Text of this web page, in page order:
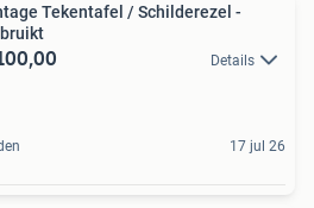
Tekentafel / Schilderezel -
Details
17 jul 26